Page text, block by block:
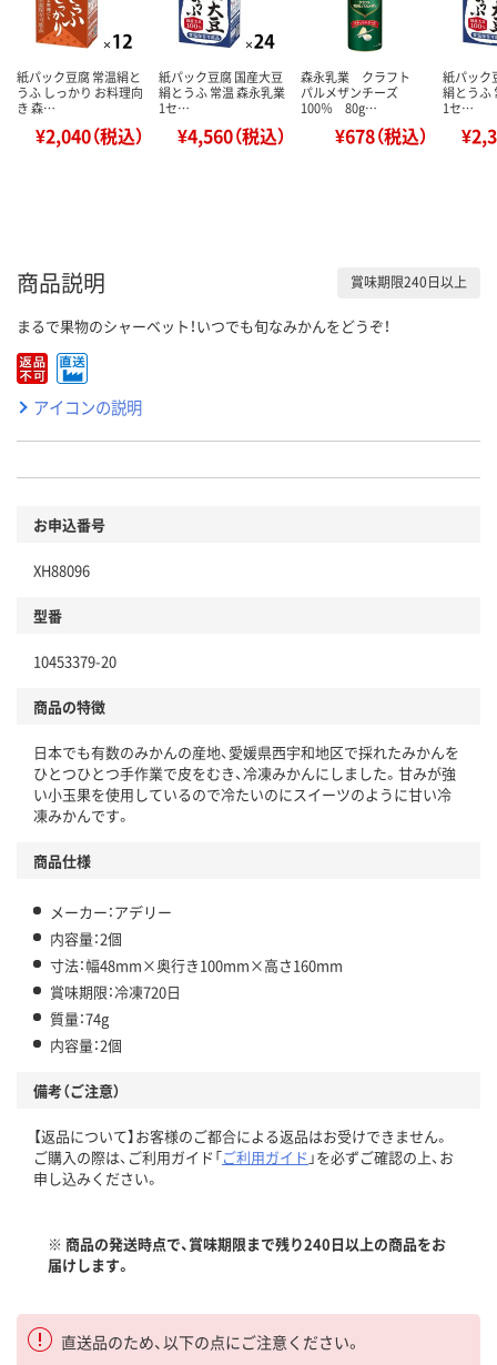
紙パック豆腐 常温絹と
うふ しっかり お料理向
き 森…
¥2,040（税込）
紙パック豆腐 国産大豆
絹とうふ 常温 森永乳業
1セ…
¥4,560（税込）
森永乳業 クラフト
パルメザンチーズ
100％ 80g…
¥678（税込）
紙パック
絹とうふ
1セ…
商品説明 賞味期限240日以上
まるで果物のシャーベット！いつでも旬なみかんをどうぞ！
アイコンの説明
お申込番号
XH88096
型番
10453379-20
商品の特徴
日本でも有数のみかんの産地、愛媛県西宇和地区で採れたみかんを
ひとつひとつ手作業で皮をむき、冷凍みかんにしました。甘みが強
い小玉果を使用しているので冷たいのにスイーツのように甘い冷
凍みかんです。
商品仕様
メーカー：アデリー
内容量：2個
寸法：幅48mm×奥行き100mm×高さ160mm
賞味期限：冷凍720日
質量：74g
内容量：2個
備考（ご注意）
【返品について】お客様のご都合による返品はお受けできません。
ご購入の際は、ご利用ガイド「ご利用ガイド 」を必ずご確認の上、お
申し込みください。
※ 商品の発送時点で、賞味期限まで残り240日以上の商品をお
届けします。
直送品のため、以下の点にご注意ください。